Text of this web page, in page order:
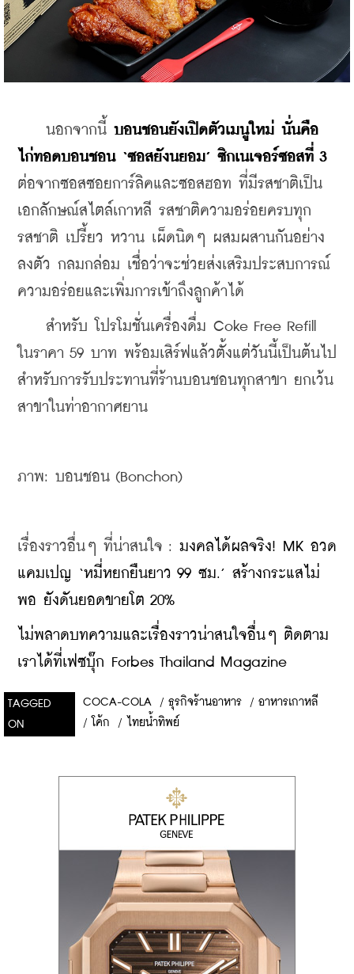
นอกจากนี้ บอนชอนยังเปิดตัวเมนูใหม่ นั่นคือ
ไก่ทอดบอนชอน ‘ซอสยังนยอม’ ซิกเนเจอร์ซอสที่ 3
ต่อจากซอสซอยการ์ลิคและซอสฮอท ที่มีรสชาติเป็น
เอกลักษณ์สไตล์เกาหลี รสชาติความอร่อยครบทุก
รสชาติ เปรี้ยว หวาน เผ็ดนิดๆ ผสมผสานกันอย่าง
ลงตัว กลมกล่อม เชื่อว่าจะช่วยส่งเสริมประสบการณ์
ความอร่อยและเพิ่มการเข้าถึงลูกค้าได้
สำหรับ โปรโมชั่นเครื่องดื่ม Coke Free Refill
ในราคา 59 บาท พร้อมเสิร์ฟแล้วตั้งแต่วันนี้เป็นต้นไป
สำหรับการรับประทานที่ร้านบอนชอนทุกสาขา ยกเว้น
สาขาในท่าอากาศยาน
ภาพ: บอนชอน (Bonchon)
เรื่องราวอื่นๆ ที่น่าสนใจ : มงคลได้ผลจริง! MK อวด
แคมเปญ ‘หมี่หยกยืนยาว 99 ซม.’ สร้างกระแสไม่
พอ ยังดันยอดขายโต 20%
ไม่พลาดบทความและเรื่องราวน่าสนใจอื่นๆ ติดตาม
เราได้ที่เฟซบุ๊ก Forbes Thailand Magazine
TAGGED
ON
COCA-COLA / ธุรกิจร้านอาหาร / อาหารเกาหลี
/ โค้ก / ไทยน้ำทิพย์